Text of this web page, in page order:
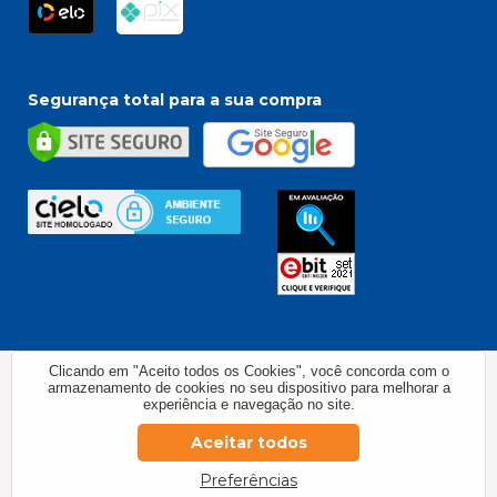
Segurança total para a sua compra
2026 - Todos os direitos reservados. Elitech Brasil -
33.648.169/0001-01. Elitech América Latina Importação e
Comércio de Eletro Controles LTDA - R. Osvaldo Cruz, 104
- Niterói - Canoas / RS - CEP: 92110-470
Clicando em "Aceito todos os Cookies", você concorda com o
armazenamento de cookies no seu dispositivo para melhorar a
experiência e navegação no site.
Preferências
Aceitar todos